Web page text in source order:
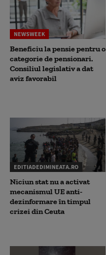
NEWSWEEK
Beneficiu la pensie pentru o
categorie de pensionari.
Consiliul legislativ a dat
aviz favorabil
EDITIADEDIMINEATA.RO
Niciun stat nu a activat
mecanismul UE anti-
dezinformare în timpul
crizei din Ceuta